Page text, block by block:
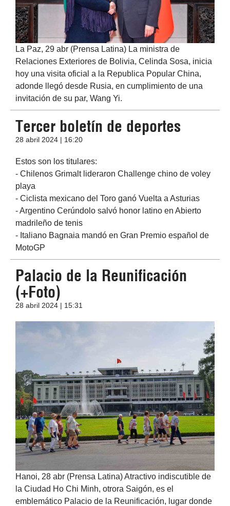
La Paz, 29 abr (Prensa Latina) La ministra de
Relaciones Exteriores de Bolivia, Celinda Sosa, inicia
hoy una visita oficial a la Republica Popular China,
adonde llegó desde Rusia, en cumplimiento de una
invitación de su par, Wang Yi.
Tercer boletín de deportes
28 abril 2024 | 16:20
Estos son los titulares:
- Chilenos Grimalt lideraron Challenge chino de voley
playa
- Ciclista mexicano del Toro ganó Vuelta a Asturias
- Argentino Cerúndolo salvó honor latino en Abierto
madrileño de tenis
- Italiano Bagnaia mandó en Gran Premio español de
MotoGP
Palacio de la Reunificación
(+Foto)
28 abril 2024 | 15:31
Hanoi, 28 abr (Prensa Latina) Atractivo indiscutible de
la Ciudad Ho Chi Minh, otrora Saigón, es el
emblemático Palacio de la Reunificación, lugar donde